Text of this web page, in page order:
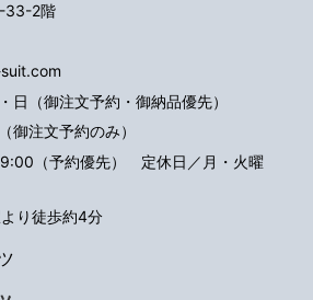
33-2階
日（御注文予約・御納品優先）
御注文予約のみ）
（予約優先） 定休日／月・火曜
り徒歩約4分